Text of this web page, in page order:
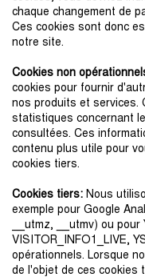
chaque changement de
Ces cookies sont donc
notre site.
Cookies non
cookies pour fournir
nos produits et services.
statistiques concernant
consultées. Ces
contenu plus utile pour
cookies tiers.
Cookies tiers: Nous
exemple pour Google
__utmz, __utmv) ou
VISITOR_INFO1_LIVE,
opérationnels. Lorsque
de l'objet de ces cookies